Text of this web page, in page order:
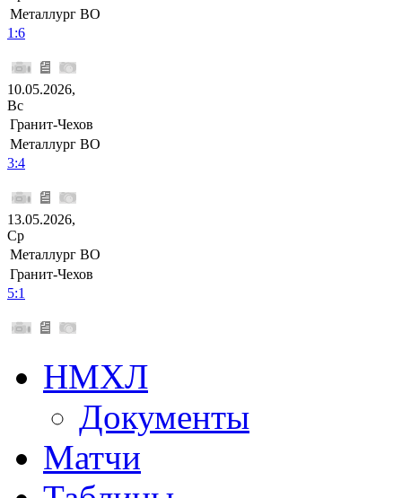
Металлург ВО
1:6
10.05.2026,
Вс
Гранит-Чехов
Металлург ВО
3:4
13.05.2026,
Ср
Металлург ВО
Гранит-Чехов
5:1
НМХЛ
Документы
Матчи